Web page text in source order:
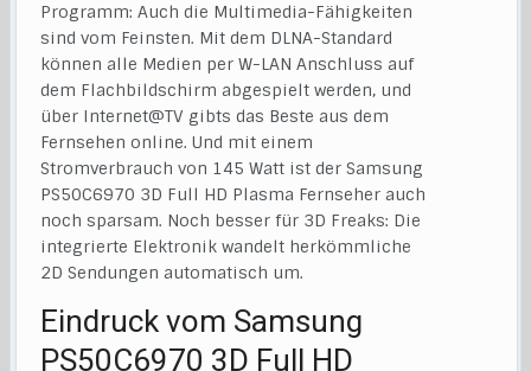
Programm: Auch die Multimedia-Fähigkeiten
sind vom Feinsten. Mit dem DLNA-Standard
können alle Medien per W-LAN Anschluss auf
dem Flachbildschirm abgespielt werden, und
über Internet@TV gibts das Beste aus dem
Fernsehen online. Und mit einem
Stromverbrauch von 145 Watt ist der Samsung
PS50C6970 3D Full HD Plasma Fernseher auch
noch sparsam. Noch besser für 3D Freaks: Die
integrierte Elektronik wandelt herkömmliche
2D Sendungen automatisch um.
Eindruck vom Samsung
PS50C6970 3D Full HD